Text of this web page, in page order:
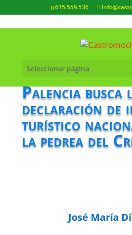
615.559.536
Seleccionar página
Palencia busca
declaración de
turístico
la pedrea del
José María